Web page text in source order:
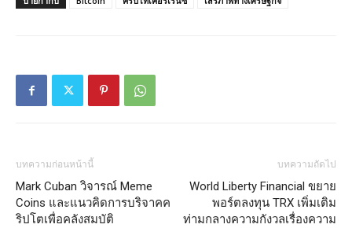
บทความก่อนหน้านี้
Mark Cuban วิจารณ์ Meme
Coins และแนวคิดการบริจาคค
ริปโตเพื่อคลังสมบัติ
บทความถัดไป
World Liberty Financial ขยาย
พอร์ตลงทุน TRX เพิ่มเติม
ท่ามกลางความกังวลเรื่องความ